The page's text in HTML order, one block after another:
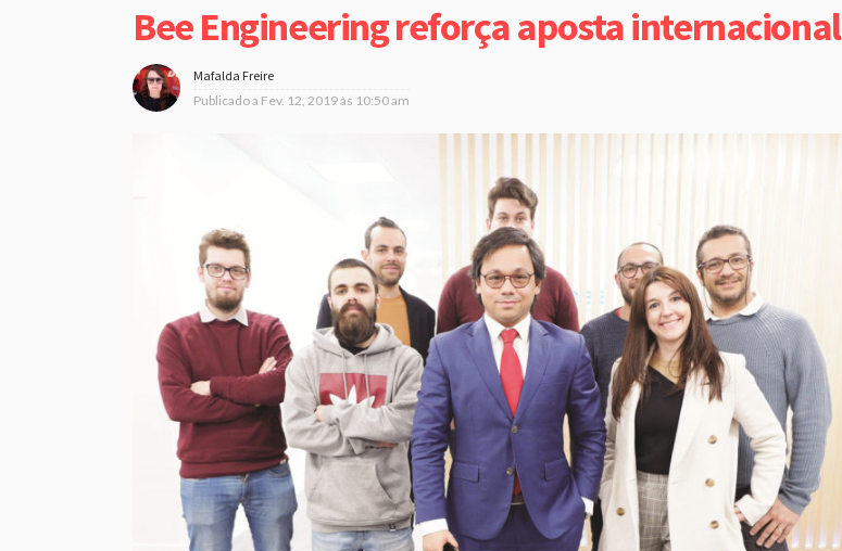
Bee Engineering reforça aposta internacional
Mafalda Freire
Publicado a Fev. 12, 2019 às 10:50 am